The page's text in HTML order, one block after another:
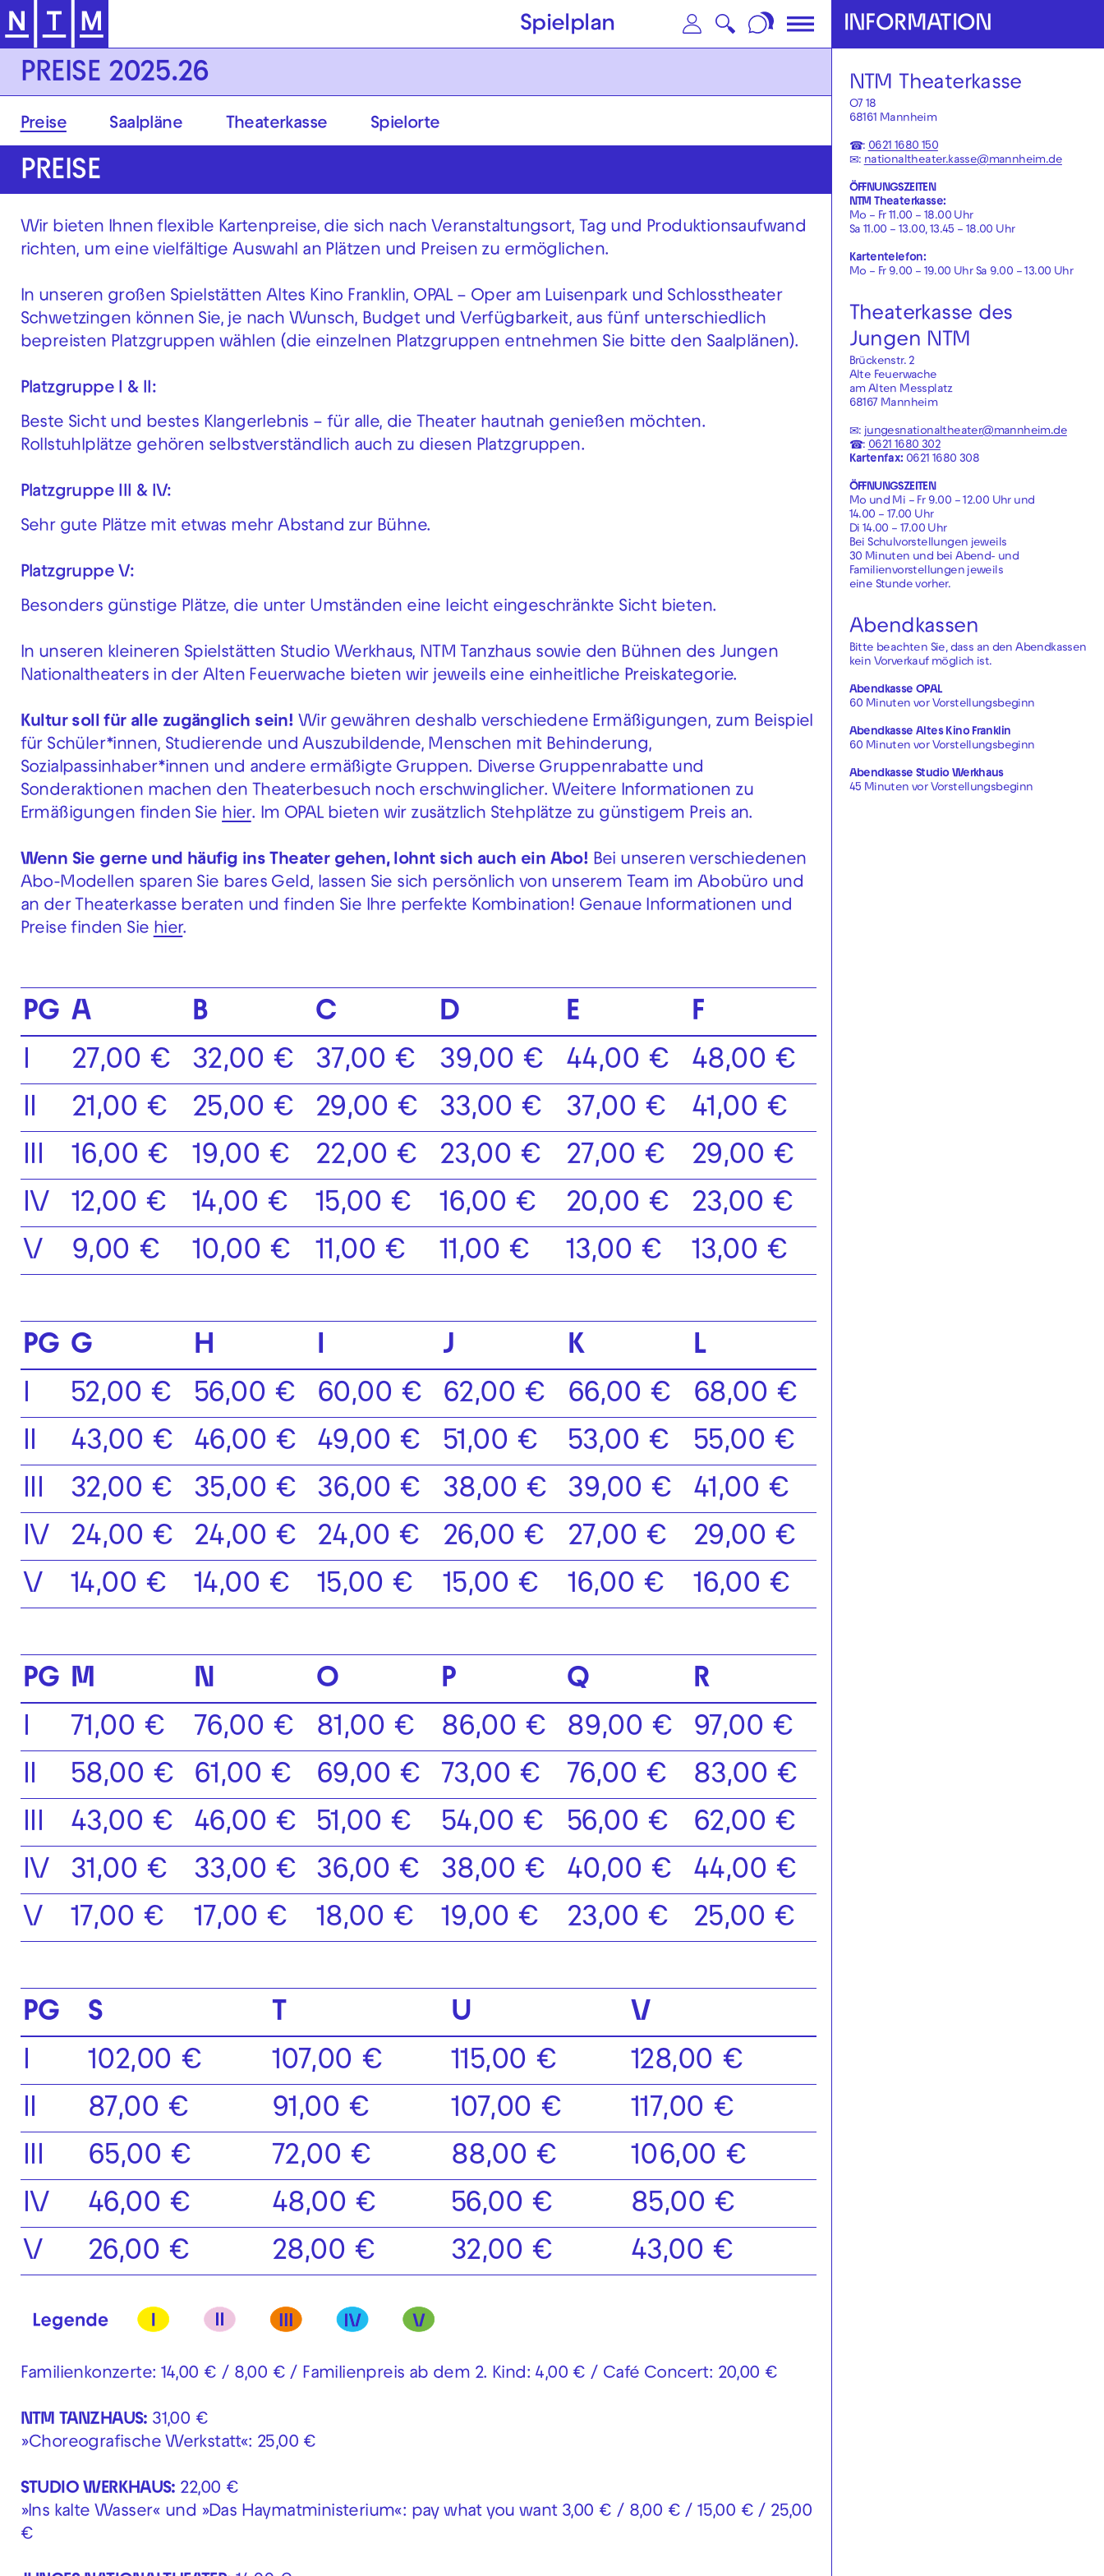
Zur Hauptnavigation springen Zum Hauptinhalt springen Zum Footer springen
Spielplan
PREISE 2025.26
Preise Saalpläne Theaterkasse Spielorte
PREISE
Wir bieten Ihnen flexible Kartenpreise, die sich nach Veranstaltungsort, Tag und Produktionsaufwand
richten, um eine vielfältige Auswahl an Plätzen und Preisen zu ermöglichen.
In unseren großen Spielstätten Altes Kino Franklin, OPAL – Oper am Luisenpark und Schlosstheater
Schwetzingen können Sie, je nach Wunsch, Budget und Verfügbarkeit, aus fünf unterschiedlich
bepreisten Platzgruppen wählen (die einzelnen Platzgruppen entnehmen Sie bitte den Saalplänen).
Platzgruppe I & II:
Beste Sicht und bestes Klangerlebnis – für alle, die Theater hautnah genießen möchten.
Rollstuhlplätze gehören selbstverständlich auch zu diesen Platzgruppen.
Platzgruppe III & IV:
Sehr gute Plätze mit etwas mehr Abstand zur Bühne.
Platzgruppe V:
Besonders günstige Plätze, die unter Umständen eine leicht eingeschränkte Sicht bieten.
In unseren kleineren Spielstätten Studio Werkhaus, NTM Tanzhaus sowie den Bühnen des Jungen
Nationaltheaters in der Alten Feuerwache bieten wir jeweils eine einheitliche Preiskategorie.
Kultur soll für alle zugänglich sein! Wir gewähren deshalb verschiedene Ermäßigungen, zum Beispiel
für Schüler*innen, Studierende und Auszubildende, Menschen mit Behinderung,
Sozialpassinhaber*innen und andere ermäßigte Gruppen. Diverse Gruppenrabatte und
Sonderaktionen machen den Theaterbesuch noch erschwinglicher. Weitere Informationen zu
Ermäßigungen finden Sie hier. Im OPAL bieten wir zusätzlich Stehplätze zu günstigem Preis an.
Wenn Sie gerne und häufig ins Theater gehen, lohnt sich auch ein Abo! Bei unseren verschiedenen
Abo-Modellen sparen Sie bares Geld, lassen Sie sich persönlich von unserem Team im Abobüro und
an der Theaterkasse beraten und finden Sie Ihre perfekte Kombination! Genaue Informationen und
Preise finden Sie hier.
PG A B C D E
F
I
27,00 € 32,00 € 37,00 € 39,00 € 44,00 €
48,00 €
II
21,00 € 25,00 € 29,00 € 33,00 € 37,00 €
41,00 €
III
16,00 € 19,00 € 22,00 € 23,00 € 27,00 €
29,00 €
IV
12,00 € 14,00 € 15,00 € 16,00 € 20,00 €
23,00 €
V
9,00 € 10,00 € 11,00 € 11,00 € 13,00 € 13,00 €
PG G H I J K
L
I
52,00 € 56,00 € 60,00 € 62,00 € 66,00 €
68,00 €
II
43,00 € 46,00 € 49,00 € 51,00 € 53,00 €
55,00 €
III
32,00 € 35,00 € 36,00 € 38,00 € 39,00 €
41,00 €
IV
24,00 € 24,00 € 24,00 € 26,00 € 27,00 €
29,00 €
V
14,00 € 14,00 € 15,00 € 15,00 € 16,00 € 16,00 €
PG M N O P Q
R
I
71,00 € 76,00 € 81,00 € 86,00 € 89,00 €
97,00 €
II
58,00 € 61,00 € 69,00 € 73,00 € 76,00 €
83,00 €
III
43,00 € 46,00 € 51,00 € 54,00 € 56,00 €
62,00 €
IV
31,00 € 33,00 € 36,00 € 38,00 € 40,00 €
44,00 €
V
17,00 € 17,00 € 18,00 € 19,00 € 23,00 € 25,00 €
PG S T U
V
I
102,00 € 107,00 € 115,00 €
128,00 €
II
87,00 € 91,00 € 107,00 €
117,00 €
III
65,00 € 72,00 € 88,00 €
106,00 €
IV
46,00 € 48,00 € 56,00 €
85,00 €
V
26,00 € 28,00 € 32,00 € 43,00 €
Familienkonzerte: 14,00 € / 8,00 € / Familienpreis ab dem 2. Kind: 4,00 € / Café Concert: 20,00 €
NTM TANZHAUS: 31,00 €
»Choreografische Werkstatt«: 25,00 €
STUDIO WERKHAUS: 22,00 €
»Ins kalte Wasser« und »Das Haymatministerium«: pay what you want 3,00 € / 8,00 € / 15,00 € / 25,00
€
INFORMATION
NTM Theaterkasse
O7 18
68161 Mannheim
☎: 0621 1680 150
✉: nationaltheater.kasse@mannheim.de
ÖFFNUNGSZEITEN
NTM Theaterkasse:
Mo – Fr 11.00 – 18.00 Uhr
Sa 11.00 – 13.00, 13.45 – 18.00 Uhr
Kartentelefon:
Mo – Fr 9.00 – 19.00 Uhr Sa 9.00 – 13.00 Uhr
Theaterkasse des
Jungen NTM
Brückenstr. 2
Alte Feuerwache
am Alten Messplatz
68167 Mannheim
✉: jungesnationaltheater@mannheim.de
☎: 0621 1680 302
Kartenfax: 0621 1680 308
ÖFFNUNGSZEITEN
Mo und Mi – Fr 9.00 – 12.00 Uhr und
14.00 – 17.00 Uhr
Di 14.00 – 17.00 Uhr
Bei Schulvorstellungen jeweils
30 Minuten und bei Abend- und
Familienvorstellungen jeweils
eine Stunde vorher.
Abendkassen
Bitte beachten Sie, dass an den Abendkassen
kein Vorverkauf möglich ist.
Abendkasse OPAL
60 Minuten vor Vorstellungsbeginn
Abendkasse Altes Kino Franklin
60 Minuten vor Vorstellungsbeginn
Abendkasse Studio Werkhaus
45 Minuten vor Vorstellungsbeginn